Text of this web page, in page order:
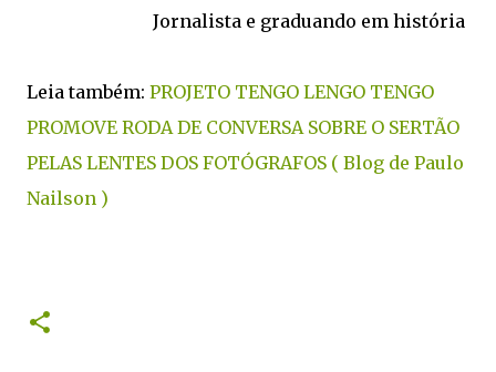
Jornalista e graduando em história
Leia também: PROJETO TENGO LENGO TENGO
PROMOVE RODA DE CONVERSA SOBRE O SERTÃO
PELAS LENTES DOS FOTÓGRAFOS ( Blog de Paulo
Nailson )